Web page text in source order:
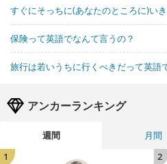
すぐにそっちに(あなたのところに)い
保険って英語でなんて言うの？
旅行は若いうちに行くべきだって英語
アンカーランキング
週間 月間
1
2